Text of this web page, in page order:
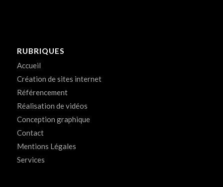
RUBRIQUES
Accueil
Création de sites internet
Référencement
Réalisation de vidéos
Conception graphique
Contact
Mentions Légales
Services